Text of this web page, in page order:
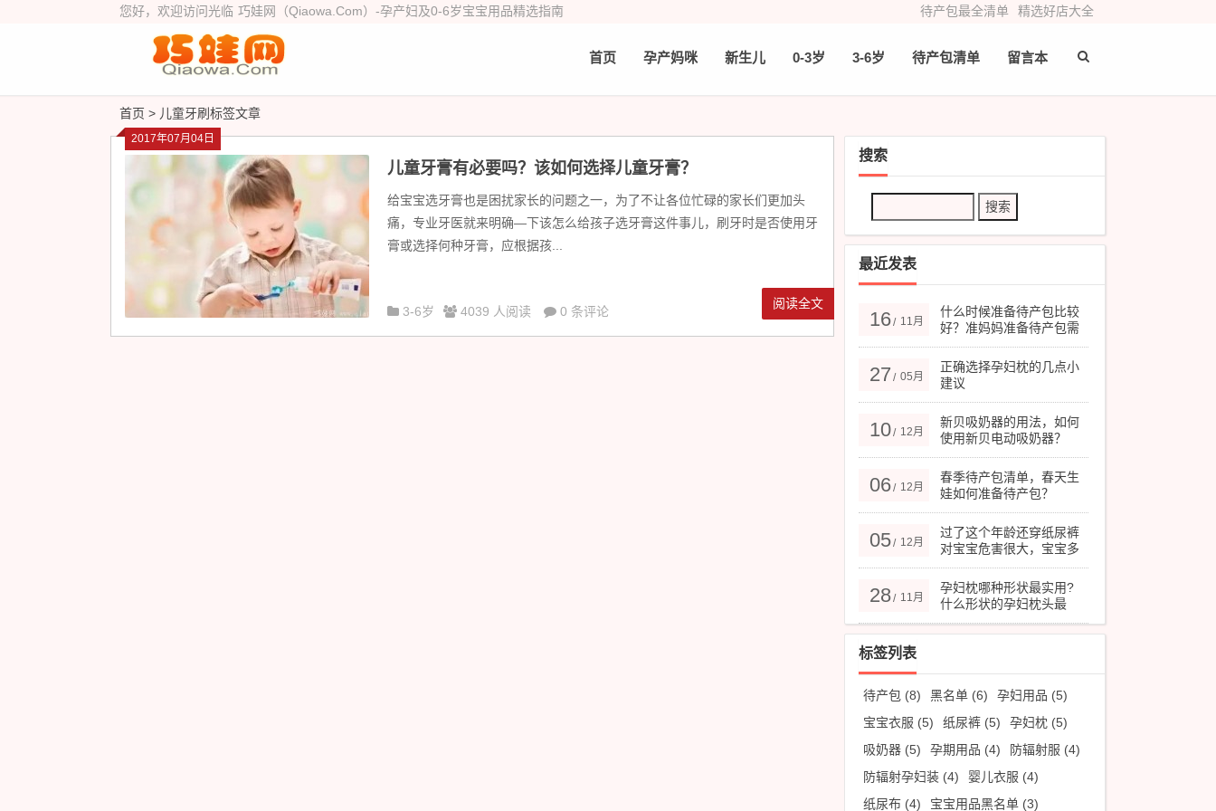
您好，欢迎访问光临 巧娃网（Qiaowa.Com） -孕产妇及0-6岁宝宝用品精选指南 待产包最全清单 精选好店大全
首页 孕产妈咪 新生儿 0-3岁 3-6岁 待产包清单 留言本
首页 > 儿童牙刷标签文章
2017年07月04日
儿童牙膏有必要吗？该如何选择儿童牙膏？
给宝宝选牙膏也是困扰家长的问题之一，为了不让各位忙碌的家长们更加头
痛，专业牙医就来明确—下该怎么给孩子选牙膏这件事儿，刷牙时是否使用牙
膏或选择何种牙膏，应根据孩...
3-6岁 4039 人阅读 0 条评论
阅读全文
搜索
最近发表
16/ 11月
什么时候准备待产包比较
好？准妈妈准备待产包需
要注意的几点
27 / 05月
正确选择孕妇枕的几点小
建议
10/ 12月
新贝吸奶器的用法，如何
使用新贝电动吸奶器？
06/ 12月
春季待产包清单，春天生
娃如何准备待产包？
05/ 12月
过了这个年龄还穿纸尿裤
对宝宝危害很大，宝宝多
大停用纸尿裤合适？
28/ 11月
孕妇枕哪种形状最实用?
什么形状的孕妇枕头最
好？
标签列表
待产包 (8) 黑名单 (6) 孕妇用品 (5)
宝宝衣服 (5) 纸尿裤 (5) 孕妇枕 (5)
吸奶器 (5) 孕期用品 (4) 防辐射服 (4)
防辐射孕妇装 (4) 婴儿衣服 (4)
纸尿布 (4) 宝宝用品黑名单 (3)